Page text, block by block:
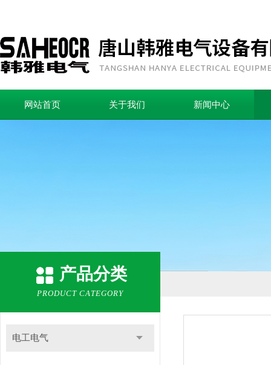
网站首页 关于我们 新闻中心
产品分类
PRODUCT CATEGORY
电工电气